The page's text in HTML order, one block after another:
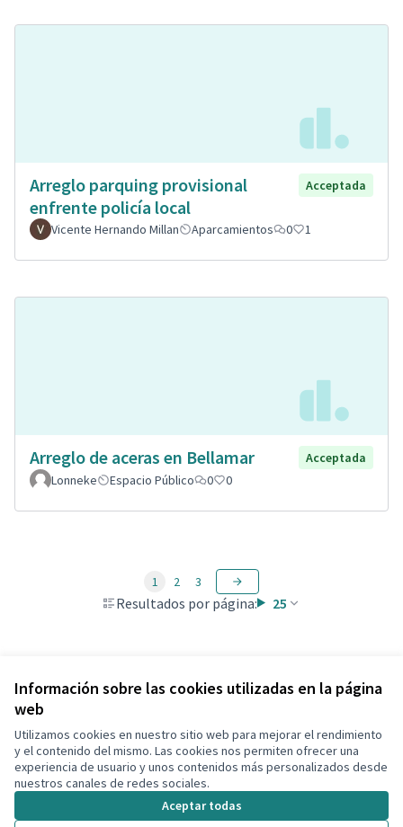
Información sobre las cookies utilizadas en la página
web
Utilizamos cookies en nuestro sitio web para mejorar el rendimiento
y el contenido del mismo. Las cookies nos permiten ofrecer una
experiencia de usuario y unos contenidos más personalizados desde
nuestros canales de redes sociales.
Aceptar todas
Arreglo parquing provisional
enfrente policía local
Acceptada
Vicente Hernando Millan Aparcamientos 0 1
Arreglo de aceras en Bellamar
Acceptada
Lonneke
Espacio Público 0 0
Resultados por página: 25
1 2 3
Ver todas las propuestas retiradas
Términos y condiciones de uso
Configuración de cookies
Decidim Calafell en X
(Enlace externo)
Decidim Calafell en Facebook
Decidim Calafell en YouTube
Decidim Calafell en GitHub
(Enlace externo)